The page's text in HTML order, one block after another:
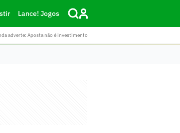
Lance! Jogos
adverte: Aposta não é investimento